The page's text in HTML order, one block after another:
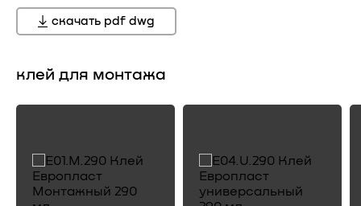
скачать pdf dwg
клей для монтажа